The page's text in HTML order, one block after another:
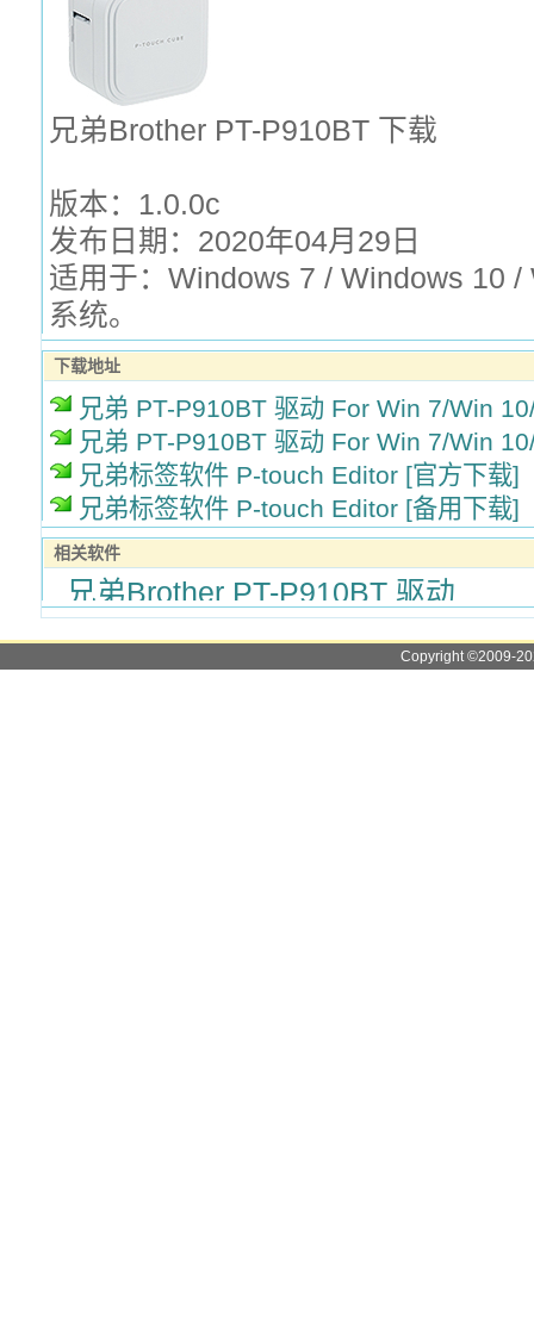
兄弟Brother PT-P910BT 下载
版本：1.0.0c
发布日期：2020年04月29日
适用于：Windows 7 / Windows 10
系统。
下载地址
兄弟 PT-P910BT 驱动 For Win 7/Win
兄弟 PT-P910BT 驱动 For Win 7/Win
兄弟标签软件 P-touch Editor [官方下载]
兄弟标签软件 P-touch Editor [备用下载]
相关软件
兄弟Brother PT-P910BT 驱动
Copyright ©2009-